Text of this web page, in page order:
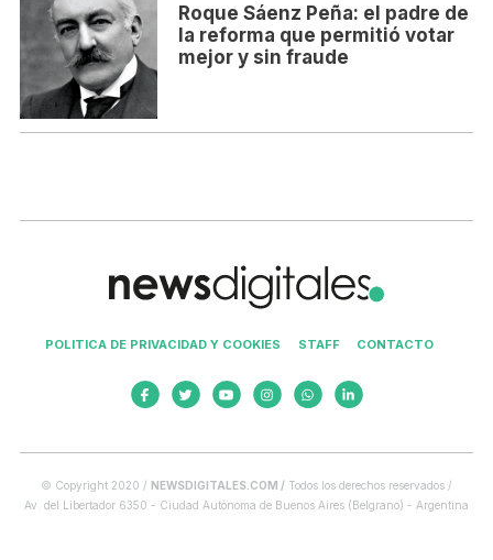
Roque Sáenz Peña: el padre de
la reforma que permitió votar
mejor y sin fraude
POLITICA DE PRIVACIDAD Y COOKIES STAFF CONTACTO
© Copyright 2020 / NEWSDIGITALES.COM / Todos los derechos reservados /
Av. del Libertador 6350 - Ciudad Autónoma de Buenos Aires (Belgrano) - Argentina